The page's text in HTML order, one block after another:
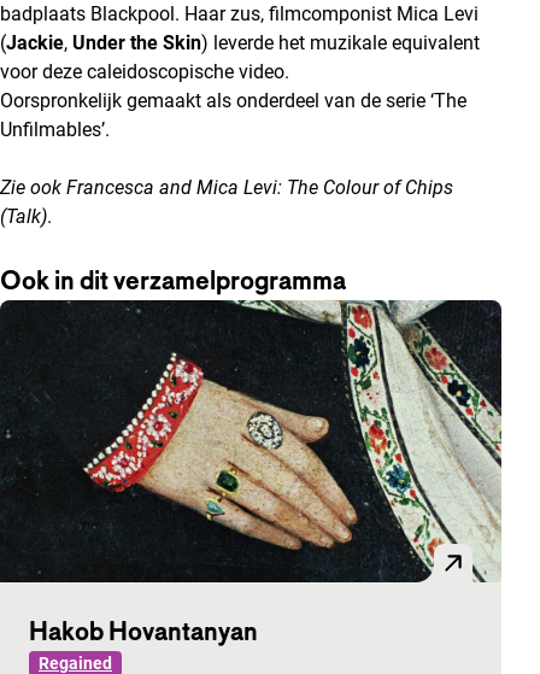
badplaats Blackpool. Haar zus, filmcomponist Mica Levi
(Jackie, Under the Skin) leverde het muzikale equivalent
voor deze caleidoscopische video.
Oorspronkelijk gemaakt als onderdeel van de serie ‘The
Unfilmables’.
Zie ook Francesca and Mica Levi: The Colour of Chips
(Talk).
Ook in dit verzamelprogramma
Hakob Hovantanyan
Regained